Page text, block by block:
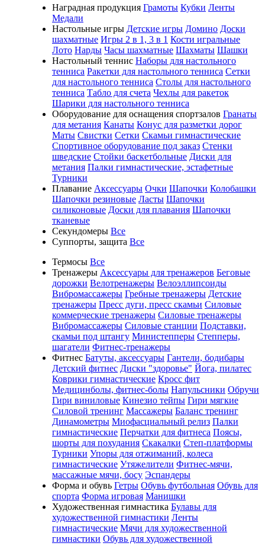
Наградная продукция Грамоты Кубки Ленты
Медали
Настольные игры Детские игры Домино Доски
шахматные Игры 2 в 1, 3 в 1 Кости игральные
Лото Нарды Часы шахматные Шахматы Шашки
Настольный теннис Наборы для настольного
тенниса Ракетки для настольного тенниса Сетки
для настольного тенниса Столы для настольного
тенниса Табло для счета Чехлы для ракеток
Шарики для настольного тенниса
Оборудование для оснащения спортзалов Гранаты
для метания Канаты Конус для разметки дорог
Маты Свистки Сетки Скамьи гимнастические
Спортивное оборудование под заказ Стенки
шведские Стойки баскетбольные Диски для
метания Палки гимнастические, эстафетные
Турники
Плавание Аксессуары Очки Шапочки Колобашки
Шапочки резиновые Ласты Шапочки
силиконовые Доски для плавания Шапочки
тканевые
Секундомеры Все
Суппорты, защита Все
Термосы Все
Тренажеры Аксессуары для тренажеров Беговые
дорожки Велотренажеры Велоэллипсоиды
Вибромассажеры Гребные тренажеры Детские
тренажеры Пресс дуги, пресс скамьи Силовые
коммерческие тренажеры Силовые тренажеры
Вибромассажеры Силовые станции Подставки,
скамьи под штангу Министепперы Степперы,
шагатели Фитнес-тренажеры
Фитнес Батуты, аксессуары Гантели, бодибары
Детский фитнес Диски "здоровье" Йога, пилатес
Коврики гимнастические Кросс фит
Медицинболы, фитнес-болы Напульсники Обручи
Гири виниловые Кинезио тейпы Гири мягкие
Силовой тренинг Массажеры Баланс тренинг
Динамометры Миофасциальный релиз Палки
гимнастические Перчатки для фитнеса Поясы,
шорты для похудания Скакалки Степ-платформы
Турники Упоры для отжиманий, колеса
гимнастические Утяжелители Фитнес-мячи,
массажные мячи, босу Эспандеры
Форма и обувь Гетры Обувь футбольная Обувь для
спорта Форма игровая Манишки
Художественная гимнастика Булавы для
художественной гимнастики Ленты
гимнастические Мячи для художественной
гимнастики Обувь для художественной